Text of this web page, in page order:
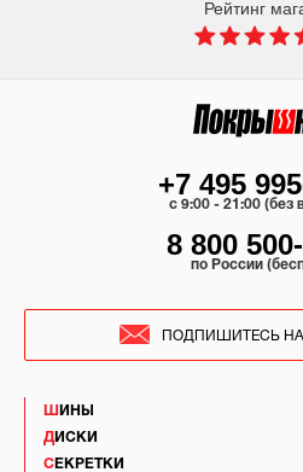
Рейтинг
ШИНЫ
ДИСКИ
СЕКРЕТКИ
+7 495
c 9:00 - 21:00 (без
8 800
по России
ПОДПИШИТЕСЬ